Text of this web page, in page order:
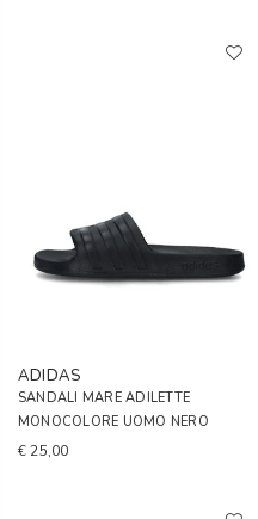
ADIDAS
SANDALI MARE ADILETTE
MONOCOLORE UOMO NERO
€ 25,00